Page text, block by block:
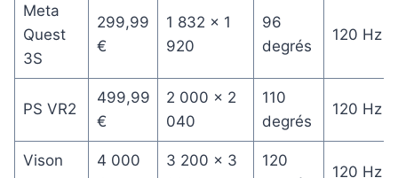
Meta
Quest
3S
299,99
€
1 832 x 1
920
96
degrés
120 Hz
PS VR2
499,99
€
2 000 x 2
040
110
degrés
120 Hz
Vison
4 000
3 200 x 3
120
120 Hz